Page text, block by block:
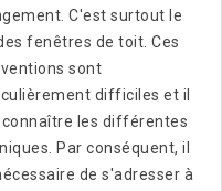
C'est surtout le
fenêtres de toit. Ces
sont
difficiles et il
les différentes
Par conséquent, il
de s'adresser à